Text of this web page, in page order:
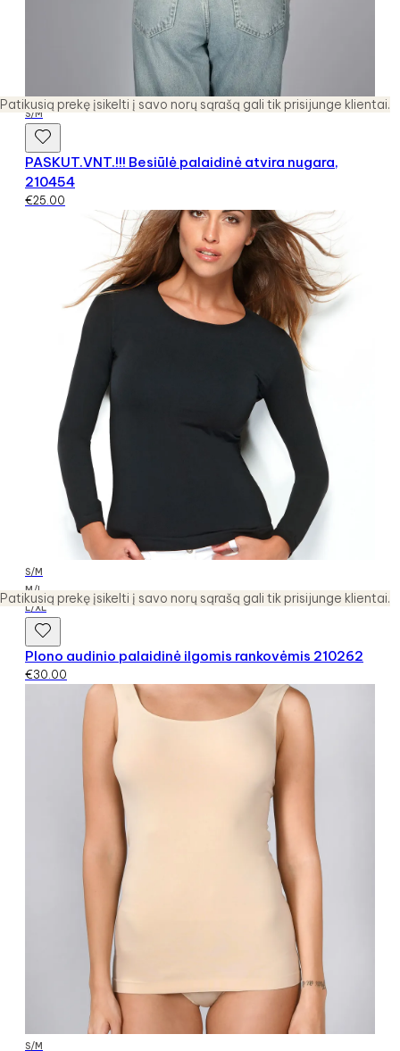
Patikusią prekę įsikelti į savo norų sąrašą gali tik prisijunge klientai.
Patikusią prekę įsikelti į savo norų sąrašą gali tik prisijunge klientai.
S/M
PASKUT.VNT.!!! Besiūlė palaidinė atvira nugara,
210454
€25.00
S/M
M/L
L/XL
Plono audinio palaidinė ilgomis rankovėmis 210262
€30.00
S/M